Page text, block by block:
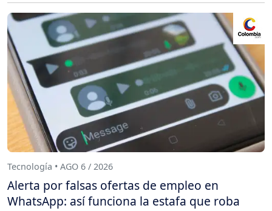
Tecnología • AGO 6 / 2026
Alerta por falsas ofertas de empleo en
WhatsApp: así funciona la estafa que roba